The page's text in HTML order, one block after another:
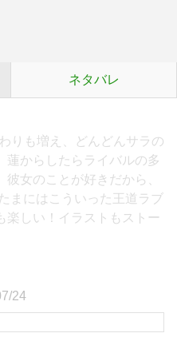
ネタバレ
りも増え、どんどんサラの
蓮からしたらライバルの多
女のことが好きだから、
まにはこういった王道ラブ
楽しい！イラストもストー
24